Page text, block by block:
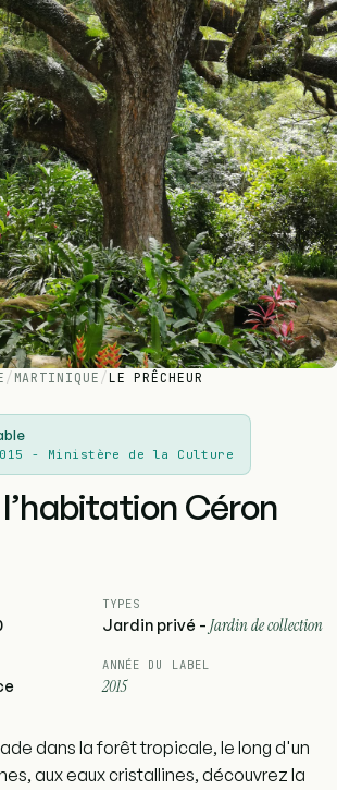
/ MARTINIQUE / LE PRÊCHEUR
- Ministère de la Culture
Céron
TYPES
Jardin privé - Jardin de collection
ANNÉE DU LABEL
2015
dans la forêt tropicale, le long d'un
aux eaux cristallines, découvrez la